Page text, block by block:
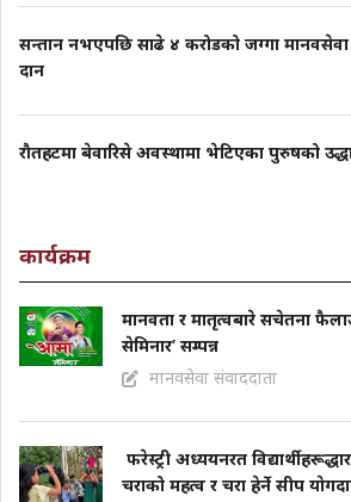
सन्तान नभएपछि साढे ४ करोडको जग्गा मानवसेवा
दान
राैतहटमा बेवारिसे अवस्थामा भेटिएका पुरुषको
कार्यक्रम
मानवता र मातृत्वबारे सचेतना
सेमिनार’ सम्पन्न
मानवसेवा संवाददाता
फरेस्ट्री अध्ययनरत
चराको महत्व र चरा हेर्ने सीप